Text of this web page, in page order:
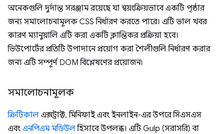
অনেকগুলি দুর্দান্ত সরঞ্জাম রয়েছে যা স্বয়ংক্রিয়ভাবে একটি পৃষ্ঠার
জন্য সমালোচনামূলক CSS নির্ধারণ করতে পারে। এটি ভাল খবর
কারণ ম্যানুয়ালি এটি করা একটি ক্লান্তিকর প্রক্রিয়া হবে।
ভিউপোর্টের প্রতিটি উপাদানে প্রয়োগ করা শৈলীগুলি নির্ধারণ করার
জন্য এটি সম্পূর্ণ DOM বিশ্লেষণের প্রয়োজন৷
সমালোচনামূলক
ক্রিটিকাল এক্সট্রাক্ট, মিনিফাই এবং ইনলাইন-এর উপরে সিএসএস
এবং এনপিএম মডিউলহিসাবে উপলব্ধ। এটি Gulp (সরাসরি) বা